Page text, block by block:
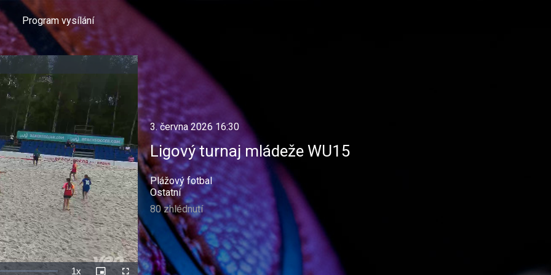
Program vysílání
1x
3. června 2026 16:30
Ligový turnaj mládeže WU15
Plážový fotbal
Ostatní
80 zhlédnutí